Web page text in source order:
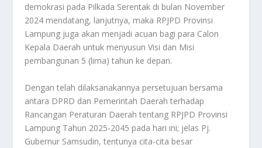
demokrasi pada Pilkada Serentak di bulan November
2024 mendatang, lanjutnya, maka RPJPD Provinsi
Lampung juga akan menjadi acuan bagi para Calon
Kepala Daerah untuk menyusun Visi dan Misi
pembangunan 5 (lima) tahun ke depan.
Dengan telah dilaksanakannya persetujuan bersama
antara DPRD dan Pemerintah Daerah terhadap
Rancangan Peraturan Daerah tentang RPJPD Provinsi
Lampung Tahun 2025-2045 pada hari ini; jelas Pj.
Gubernur Samsudin, tentunya cita-cita besar